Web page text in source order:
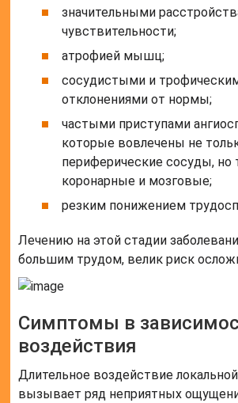
значительными
чувствительности;
атрофией мышц;
сосудистыми и
отклонениями от нормы;
частыми приступами
которые вовлечены не
периферические сосуды, но
коронарные и мозговые;
резким понижением
Лечению на этой стадии
большим трудом, велик риск
Симптомы в
воздействия
Длительное воздействие
вызывает ряд неприятных